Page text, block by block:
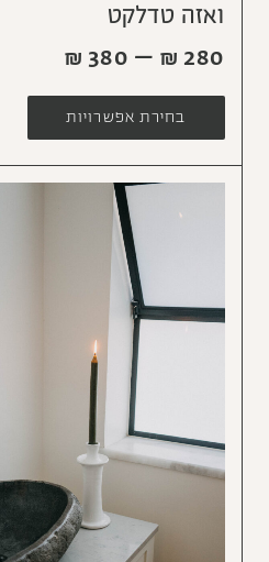
ואזה טדלקט
₪ 280
–
₪ 380
בחירת אפשרויות